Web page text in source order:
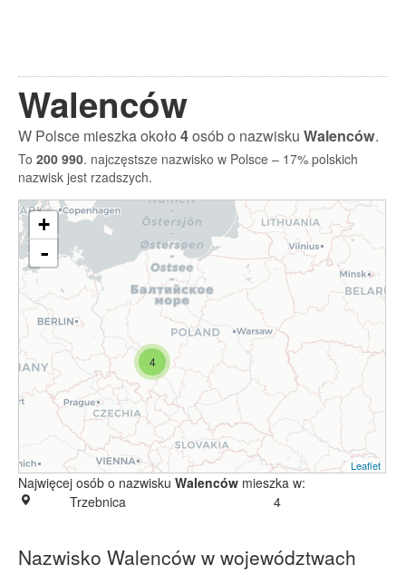
Walenców
W Polsce mieszka około4osób o nazwisku Walenców.
To 200 990. najczęstsze nazwisko w Polsce – 17% polskich
nazwisk jest rzadszych.
4
+
-
Leaflet
Najwięcej osób o nazwisku Walenców mieszka w:
Trzebnica
4
Nazwisko Walenców w województwach